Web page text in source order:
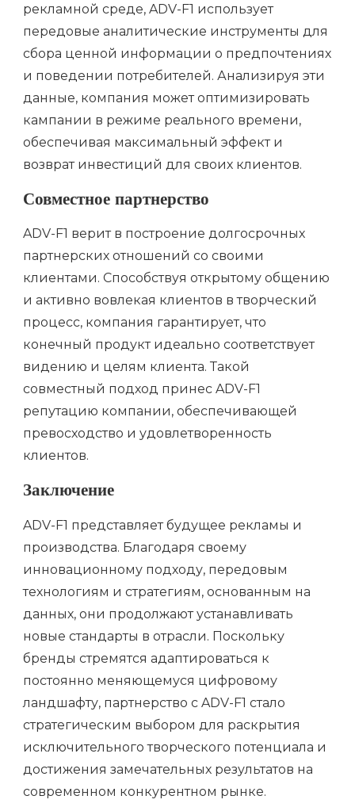
рекламной среде, ADV-F1 использует
передовые аналитические инструменты для
сбора ценной информации о предпочтениях
и поведении потребителей. Анализируя эти
данные, компания может оптимизировать
кампании в режиме реального времени,
обеспечивая максимальный эффект и
возврат инвестиций для своих клиентов.
Совместное партнерство
ADV-F1 верит в построение долгосрочных
партнерских отношений со своими
клиентами. Способствуя открытому общению
и активно вовлекая клиентов в творческий
процесс, компания гарантирует, что
конечный продукт идеально соответствует
видению и целям клиента. Такой
совместный подход принес ADV-F1
репутацию компании, обеспечивающей
превосходство и удовлетворенность
клиентов.
Заключение
ADV-F1 представляет будущее рекламы и
производства. Благодаря своему
инновационному подходу, передовым
технологиям и стратегиям, основанным на
данных, они продолжают устанавливать
новые стандарты в отрасли. Поскольку
бренды стремятся адаптироваться к
постоянно меняющемуся цифровому
ландшафту, партнерство с ADV-F1 стало
стратегическим выбором для раскрытия
исключительного творческого потенциала и
достижения замечательных результатов на
современном конкурентном рынке.